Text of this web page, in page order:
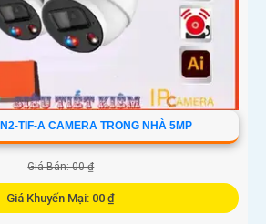
TIF-A CAMERA TRONG NHÀ 5MP
Giá Bán: 00 ₫
Giá Khuyến Mại: 00 ₫